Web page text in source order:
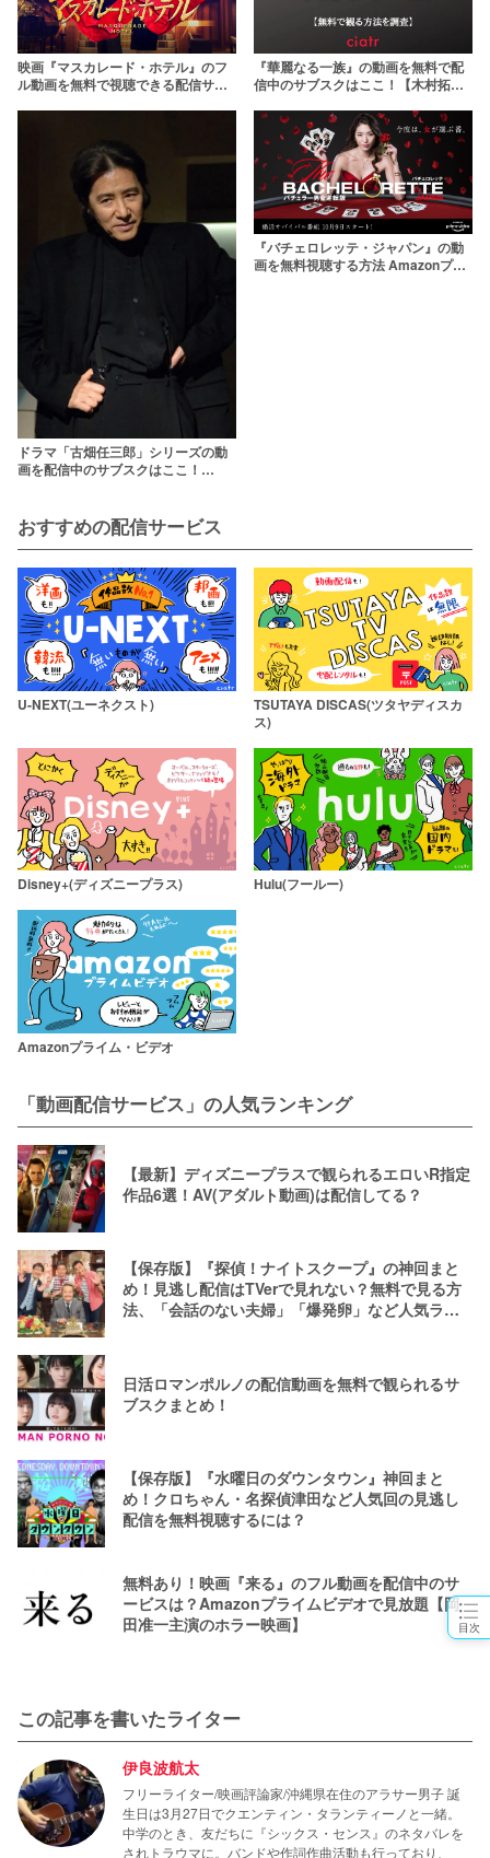
目次
映画『マスカレード・ホテル』のフ
ル動画を無料で視聴できる配信サー
『華麗なる一族』の動画を無料で配
信中のサブスクはここ！【木村拓哉
ドラマ「古畑任三郎」シリーズの動
画を配信中のサブスクはここ！
『バチェロレッテ・ジャパン』の動
画を無料視聴する方法 Amazonプラ
おすすめの配信サービス
U-NEXT(ユーネクスト)
TSUTAYA DISCAS(ツタヤディスカ
ス)
Disney+(ディズニープラス) Hulu(フールー)
Amazonプライム・ビデオ
「動画配信サービス」の人気ランキング
【最新】ディズニープラスで観られるエロいR指定
作品6選！AV(アダルト動画)は配信してる？
【保存版】『探偵！ナイトスクープ』の神回まと
め！見逃し配信はTVerで見れない？無料で見る方
法、「会話のない夫婦」「爆発卵」など人気ラン
日活ロマンポルノの配信動画を無料で観られるサ
ブスクまとめ！
【保存版】『水曜日のダウンタウン』神回まと
め！クロちゃん・名探偵津田など人気回の見逃し
配信を無料視聴するには？
無料あり！映画『来る』のフル動画を配信中のサ
ービスは？Amazonプライムビデオで見放題【岡
田准一主演のホラー映画】
この記事を書いたライター
伊良波航太
フリーライター/映画評論家/沖縄県在住のアラサー男子 誕
生日は3月27日でクエンティン・タランティーノと一緒。
中学のとき、友だちに『シックス・センス』のネタバレを
されトラウマに。バンドや作詞作曲活動も行っており、